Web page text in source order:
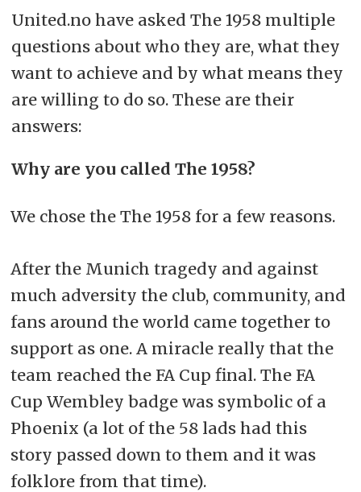
United.no have asked The 1958 multiple
questions about who they are, what they
want to achieve and by what means they
are willing to do so. These are their
answers:
Why are you called The 1958?
We chose the The 1958 for a few reasons.
After the Munich tragedy and against
much adversity the club, community, and
fans around the world came together to
support as one. A miracle really that the
team reached the FA Cup final. The FA
Cup Wembley badge was symbolic of a
Phoenix (a lot of the 58 lads had this
story passed down to them and it was
folklore from that time).